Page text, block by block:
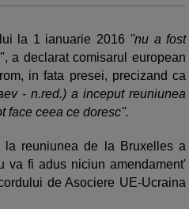
la 1 ianuarie 2016 ''nu a fost
'', a declarat comisarul european
in fata presei, precizand ca
- n.red.) a inceput reuniunea
face ceea ce doresc''.
la reuniunea de la Bruxelles a
va fi adus niciun amendament'
de Asociere UE-Ucraina